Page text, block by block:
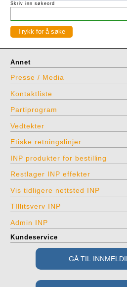
Skriv inn søkeord
Annet
Presse / Media
Kontaktliste
Partiprogram
Vedtekter
Etiske retningslinjer
INP produkter for bestilling
Restlager INP effekter
Vis tidligere nettsted INP
TIllitsverv INP
Admin INP
Kundeservice